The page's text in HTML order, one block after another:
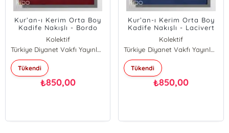
Kur’an-ı Kerim Orta Boy
Kadife Nakışlı - Bordo
Kolektif
Türkiye Diyanet Vakfı Yayınları
Tükendi
₺850,00
Kur’an-ı Kerim Orta Boy
Kadife Nakışlı - Lacivert
Kolektif
Türkiye Diyanet Vakfı Yayınları
Tükendi
₺850,00